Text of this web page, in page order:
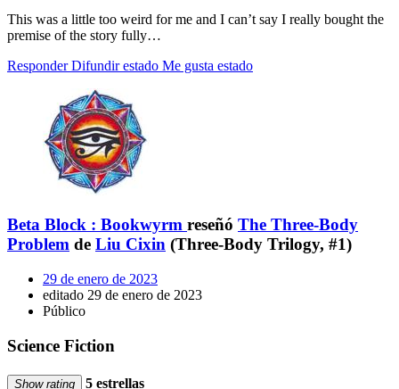
This was a little too weird for me and I can’t say I really bought the
premise of the story fully…
Responder Difundir estado Me gusta estado
Beta Block : Bookwyrm reseñó The Three-Body
Problem de Liu Cixin (Three-Body Trilogy, #1)
29 de enero de 2023
editado 29 de enero de 2023
Público
Science Fiction
Show rating 5 estrellas